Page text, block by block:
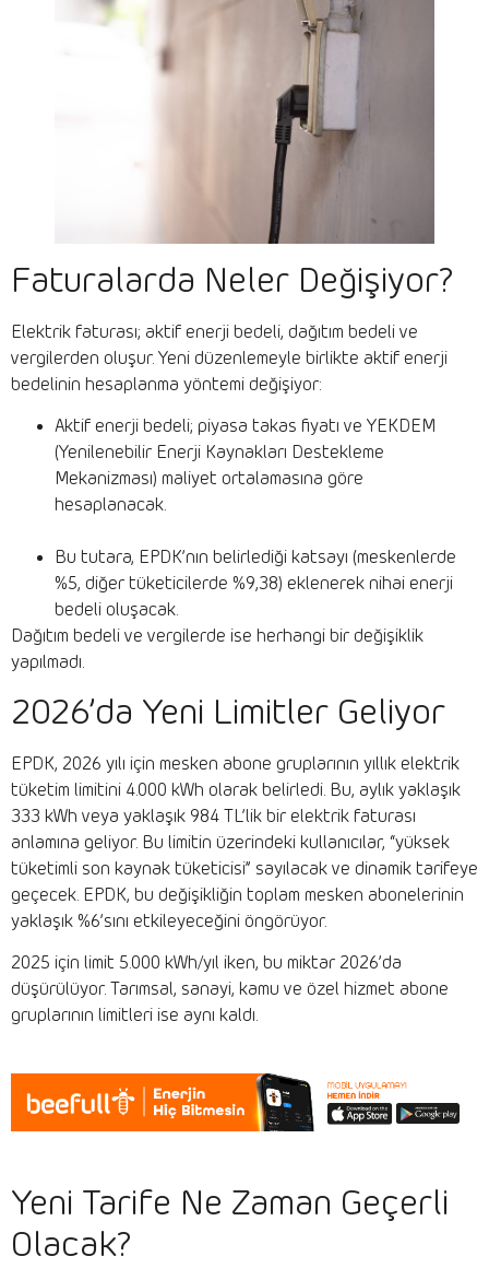
Faturalarda Neler Değişiyor?
Elektrik faturası; aktif enerji bedeli, dağıtım bedeli ve
vergilerden oluşur. Yeni düzenlemeyle birlikte aktif enerji
bedelinin hesaplanma yöntemi değişiyor:
Aktif enerji bedeli; piyasa takas fiyatı ve YEKDEM
(Yenilenebilir Enerji Kaynakları Destekleme
Mekanizması) maliyet ortalamasına göre
hesaplanacak.
Bu tutara, EPDK’nın belirlediği katsayı (meskenlerde
%5, diğer tüketicilerde %9,38) eklenerek nihai enerji
bedeli oluşacak.
Dağıtım bedeli ve vergilerde ise herhangi bir değişiklik
yapılmadı.
2026’da Yeni Limitler Geliyor
EPDK, 2026 yılı için mesken abone gruplarının yıllık elektrik
tüketim limitini 4.000 kWh olarak belirledi. Bu, aylık yaklaşık
333 kWh veya yaklaşık 984 TL’lik bir elektrik faturası
anlamına geliyor. Bu limitin üzerindeki kullanıcılar, “yüksek
tüketimli son kaynak tüketicisi” sayılacak ve dinamik tarifeye
geçecek. EPDK, bu değişikliğin toplam mesken abonelerinin
yaklaşık %6’sını etkileyeceğini öngörüyor.
2025 için limit 5.000 kWh/yıl iken, bu miktar 2026’da
düşürülüyor. Tarımsal, sanayi, kamu ve özel hizmet abone
gruplarının limitleri ise aynı kaldı.
Yeni Tarife Ne Zaman Geçerli
Olacak?